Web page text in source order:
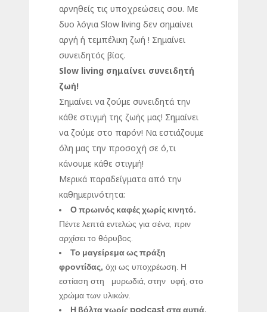
αρνηθείς τις υποχρεώσεις σου. Με
δυο λόγια Slow living δεν σημαίνει
αργή ή τεμπέλικη ζωή ! Σημαίνει
συνειδητός βίος.
Slow living σημαίνει συνειδητή
ζωή!
Σημαίνει να ζούμε συνειδητά την
κάθε στιγμή της ζωής μας! Σημαίνει
να ζούμε στο παρόν! Να εστιάζουμε
όλη μας την προσοχή σε ό,τι
κάνουμε κάθε στιγμή!
Μερικά παραδείγματα από την
καθημερινότητα:
Ο πρωινός καφές χωρίς κινητό.
Πέντε λεπτά εντελώς για σένα, πριν
αρχίσει το θόρυβος.
Το μαγείρεμα ως πράξη
φροντίδας, όχι ως υποχρέωση. Η
εστίαση στη μυρωδιά, στην υφή, στο
χρώμα των υλικών.
Η βόλτα χωρίς podcast στα αυτιά.